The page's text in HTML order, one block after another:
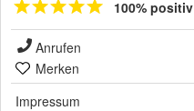
100% positiv
Anrufen
Merken
Impressum